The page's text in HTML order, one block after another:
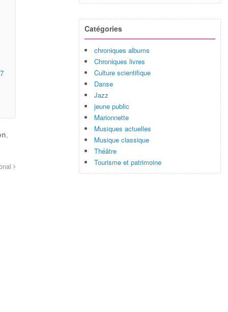
,
Catégories
chroniques albums
Chroniques livres
Culture scientifique
Danse
Jazz
jeune public
Marionnette
Musiques actuelles
Musique classique
Théâtre
Tourisme et patrimoine